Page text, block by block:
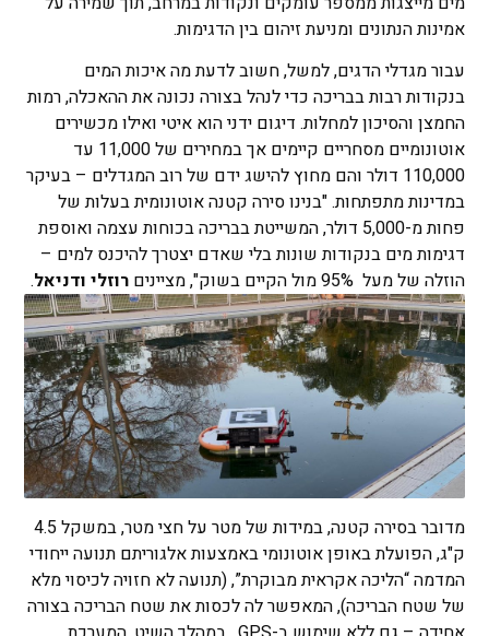
אמינות הנתונים ומניעת זיהום בין הדגימות.
עבור מגדלי הדגים, למשל, חשוב לדעת מה איכות המים
בנקודות רבות בבריכה כדי לנהל בצורה נכונה את ההאכלה, רמות
החמצן והסיכון למחלות. דיגום ידני הוא איטי ואילו מכשירים
אוטונומיים מסחריים קיימים אך במחירים של 11,000 עד
110,000 דולר והם מחוץ להישג ידם של רוב המגדלים – בעיקר
במדינות מתפתחות. "בנינו סירה קטנה אוטונומית בעלות של
פחות מ-5,000 דולר, המשייטת בבריכה בכוחות עצמה ואוספת
דגימות מים בנקודות שונות בלי שאדם יצטרך להיכנס למים –
הוזלה של מעל 95% מול הקיים בשוק", מציינים
רוזלי ודניאל.
מדובר בסירה קטנה, במידות של מטר על חצי מטר, במשקל 4.5
ק"ג, הפועלת באופן אוטונומי באמצעות אלגוריתם תנועה ייחודי
המדמה “הליכה אקראית מבוקרת”, (תנועה לא חזויה לכיסוי מלא
של שטח הבריכה), המאפשר לה לכסות את שטח הבריכה בצורה